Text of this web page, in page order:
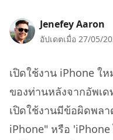
PDNob
Jenefey Aaron
อัปเดตเมื่อ 27/05/
เปิดใช้งาน iPhone ใ
ของท่านหลังจากอัพเ
เปิดใช้งานมีข้อผิดพล
iPhone" หรือ 'iPhone